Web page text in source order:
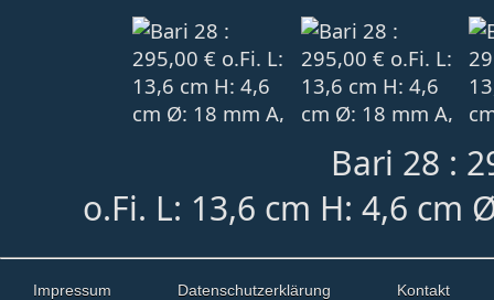
Bari 28 :
o.Fi. L: 13,6 cm H: 4,6 cm
Impressum Datenschutzerklärung Kontakt